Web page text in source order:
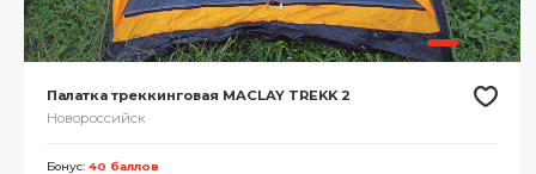
Палатка треккинговая MACLAY TREKK 2
Новороссийск
Бонус: 40 баллов